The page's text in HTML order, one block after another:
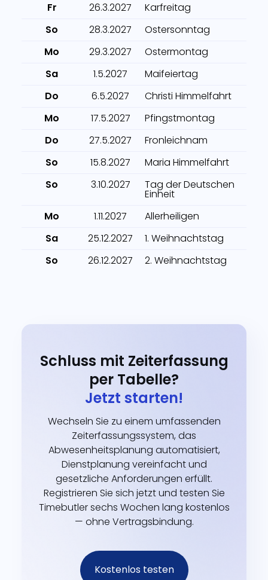
Fr
26.3.2027
Karfreitag
So
28.3.2027
Ostersonntag
Mo
29.3.2027
Ostermontag
Sa
1.5.2027
Maifeiertag
Do
6.5.2027
Christi Himmelfahrt
Mo
17.5.2027
Pfingstmontag
Do
27.5.2027
Fronleichnam
So
15.8.2027
Maria Himmelfahrt
So
3.10.2027 Tag der Deutschen
Einheit
Mo
1.11.2027
Allerheiligen
Sa
25.12.2027
1. Weihnachtstag
So
26.12.2027 2. Weihnachtstag
Schluss mit Zeiterfassung
per Tabelle?
Jetzt starten!
Wechseln Sie zu einem umfassenden
Zeiterfassungssystem, das
Abwesenheitsplanung automatisiert,
Dienstplanung vereinfacht und
gesetzliche Anforderungen erfüllt.
Registrieren Sie sich jetzt und testen Sie
Timebutler sechs Wochen lang kostenlos
— ohne Vertragsbindung.
Kostenlos testen